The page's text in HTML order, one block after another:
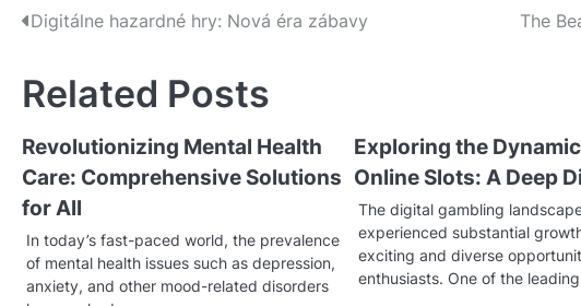
P
s
t
n
a
v
Digitálne hazardné hry: Nová éra zábavy The
Related Posts
Revolutionizing Mental Health
Care: Comprehensive Solutions
for All
In today’s fast-paced world, the prevalence
of mental health issues such as depression,
anxiety, and other mood-related disorders
Exploring the
Online Slots: A Deep
The digital gambling
experienced substantial
exciting and diverse
enthusiasts. One of the